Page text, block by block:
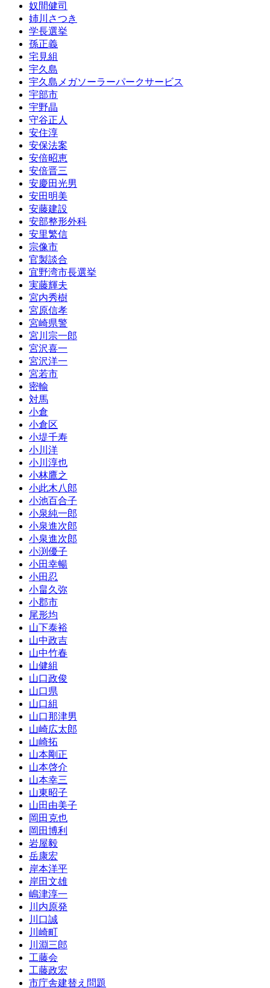
奴間健司
姉川さつき
学長選挙
孫正義
宅見組
宇久島
宇久島メガソーラーパークサービス
宇部市
宇野晶
守谷正人
安住淳
安保法案
安倍昭恵
安倍晋三
安慶田光男
安田明美
安藤建設
安部整形外科
安里繁信
宗像市
官製談合
宜野湾市長選挙
実藤輝夫
宮内秀樹
宮原信孝
宮崎県警
宮川宗一郎
宮沢喜一
宮沢洋一
宮若市
密輸
対馬
小倉
小倉区
小堤千寿
小川洋
小川淳也
小林鷹之
小此木八郎
小池百合子
小泉純一郎
小泉進次郎
小泉進次郎
小渕優子
小田幸暢
小田忍
小畠久弥
小郡市
尾形均
山下泰裕
山中政吉
山中竹春
山健組
山口政俊
山口県
山口組
山口那津男
山崎広太郎
山崎拓
山本剛正
山本啓介
山本幸三
山東昭子
山田由美子
岡田克也
岡田博利
岩屋毅
岳康宏
岸本洋平
岸田文雄
嶋津淳一
川内原発
川口誠
川崎町
川淵三郎
工藤会
工藤政宏
市庁舎建替え問題